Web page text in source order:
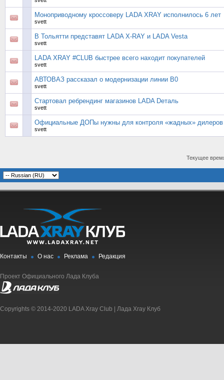
Моноприводному кроссоверу LADA XRAY исполнилось 6 лет
svett
В Тольятти представят LADA X-RAY и LADA Vesta
svett
LADA XRAY #CLUB быстрее всего находит покупателей
svett
АВТОВАЗ рассказал о модернизации линии В0
svett
Стартовал ребрендинг магазинов LADA Dеталь
svett
Официальные ДОПы нужны для контроля «жадных» дилеров
svett
Текущее
Контакты О нас Реклама Редакция
Проект Официального Лада Клуба
Copyrights © 2014-2020 LADA Xray Club | Лада Xray Клуб